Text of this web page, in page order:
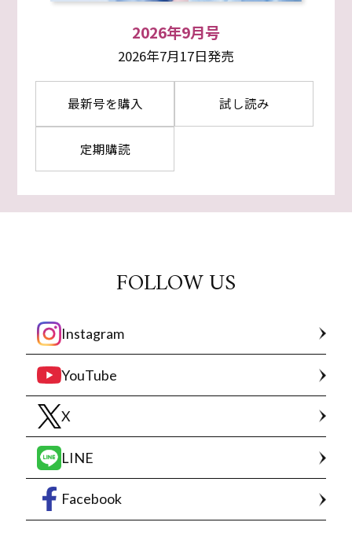
2026年9月号
2026年7月17日発売
最新号を購入 試し読み
定期購読
FOLLOW US
Instagram
YouTube
X
LINE
Facebook